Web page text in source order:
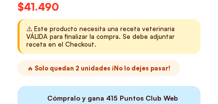
$41.490
⚠️ Este producto necesita una receta veterinaria
VÁLIDA para finalizar la compra. Se debe adjuntar
receta en el Checkout.
🔥 Solo quedan 2 unidades ¡No lo dejes pasar!
Cómpralo y gana 415 Puntos Club Web